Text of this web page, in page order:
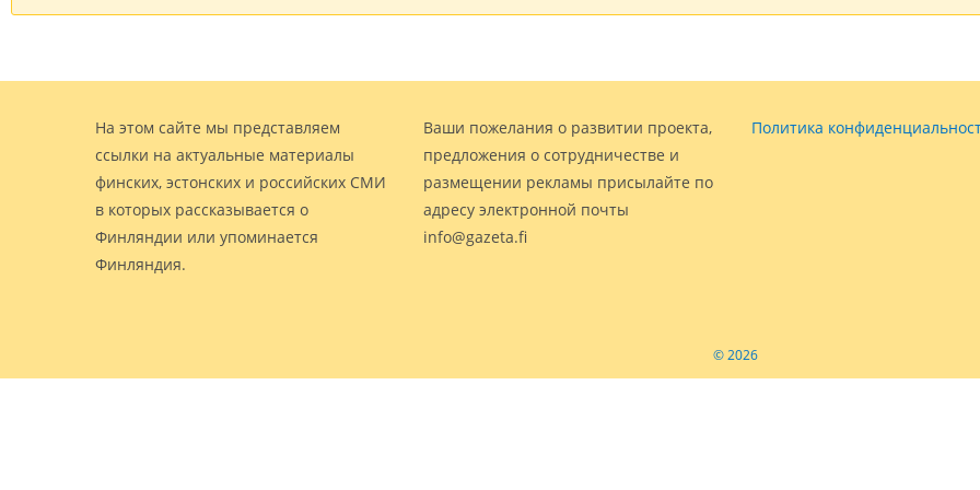
На этом сайте мы представляем
ссылки на актуальные материалы
финских, эстонских и российских СМИ
в которых рассказывается о
Финляндии или упоминается
Финляндия.
Ваши пожелания о развитии проекта,
предложения о сотрудничестве и
размещении рекламы присылайте по
адресу электронной почты
info@gazeta.fi
Политика
© 2026